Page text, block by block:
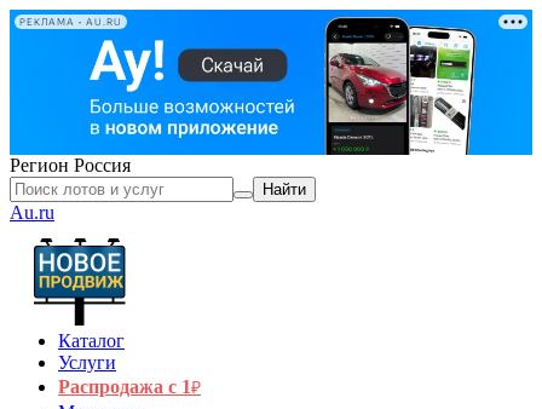
РЕКЛАМА • AU.RU
Регион Россия
Найти
Au.ru
Каталог
Услуги
Распродажа с 1₽